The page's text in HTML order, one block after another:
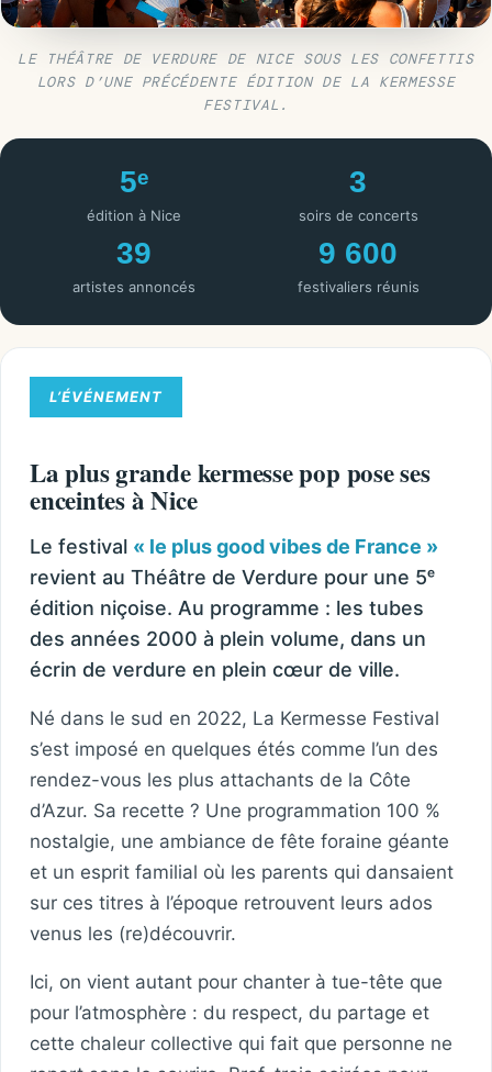
LE THÉÂTRE DE VERDURE DE NICE SOUS LES CONFETTIS
LORS D’UNE PRÉCÉDENTE ÉDITION DE LA KERMESSE
FESTIVAL.
5ᵉ
édition à Nice
3
soirs de concerts
39
artistes annoncés
9 600
festivaliers réunis
L’ÉVÉNEMENT
La plus grande kermesse pop pose ses
enceintes à Nice
Le festival « le plus good vibes de France »
revient au Théâtre de Verdure pour une 5ᵉ
édition niçoise. Au programme : les tubes
des années 2000 à plein volume, dans un
écrin de verdure en plein cœur de ville.
Né dans le sud en 2022, La Kermesse Festival
s’est imposé en quelques étés comme l’un des
rendez-vous les plus attachants de la Côte
d’Azur. Sa recette ? Une programmation 100 %
nostalgie, une ambiance de fête foraine géante
et un esprit familial où les parents qui dansaient
sur ces titres à l’époque retrouvent leurs ados
venus les (re)découvrir.
Ici, on vient autant pour chanter à tue-tête que
pour l’atmosphère : du respect, du partage et
cette chaleur collective qui fait que personne ne